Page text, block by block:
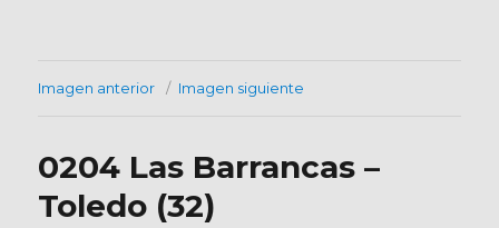
Imagen anterior Imagen siguiente
0204 Las Barrancas –
Toledo (32)